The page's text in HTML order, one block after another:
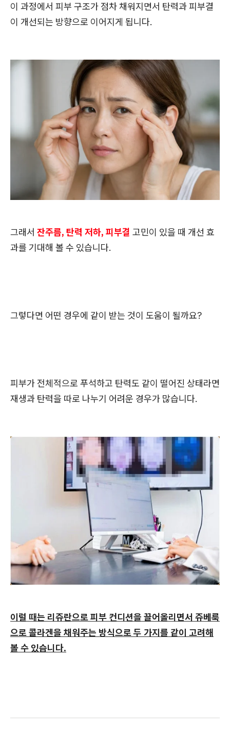
이 과정에서 피부 구조가 점차 채워지면서 탄력과 피부결
이 개선되는 방향으로 이어지게 됩니다.
그래서 잔주름, 탄력 저하, 피부결 고민이 있을 때 개선 효
과를 기대해 볼 수 있습니다.
그렇다면 어떤 경우에 같이 받는 것이 도움이 될까요?
피부가 전체적으로 푸석하고 탄력도 같이 떨어진 상태라면
재생과 탄력을 따로 나누기 어려운 경우가 많습니다.
이럴 때는 리쥬란으로 피부 컨디션을 끌어올리면서 쥬베룩
으로 콜라겐을 채워주는 방식으로 두 가지를 같이 고려해
볼 수 있습니다.